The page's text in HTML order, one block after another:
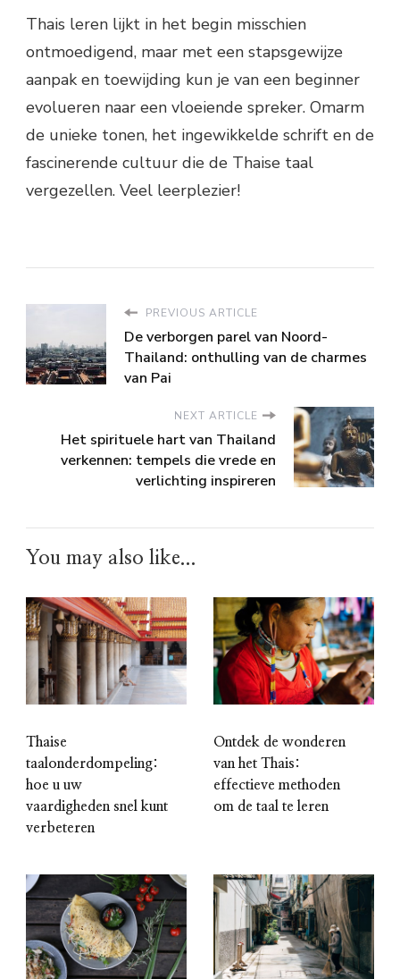
Thais leren lijkt in het begin misschien
ontmoedigend, maar met een stapsgewijze
aanpak en toewijding kun je van een beginner
evolueren naar een vloeiende spreker. Omarm
de unieke tonen, het ingewikkelde schrift en de
fascinerende cultuur die de Thaise taal
vergezellen. Veel leerplezier!
PREVIOUS ARTICLE
De verborgen parel van Noord-
Thailand: onthulling van de charmes
van Pai
NEXT ARTICLE
Het spirituele hart van Thailand
verkennen: tempels die vrede en
verlichting inspireren
You may also like...
Thaise
taalonderdompeling:
hoe u uw
vaardigheden snel kunt
verbeteren
Ontdek de wonderen
van het Thais:
effectieve methoden
om de taal te leren